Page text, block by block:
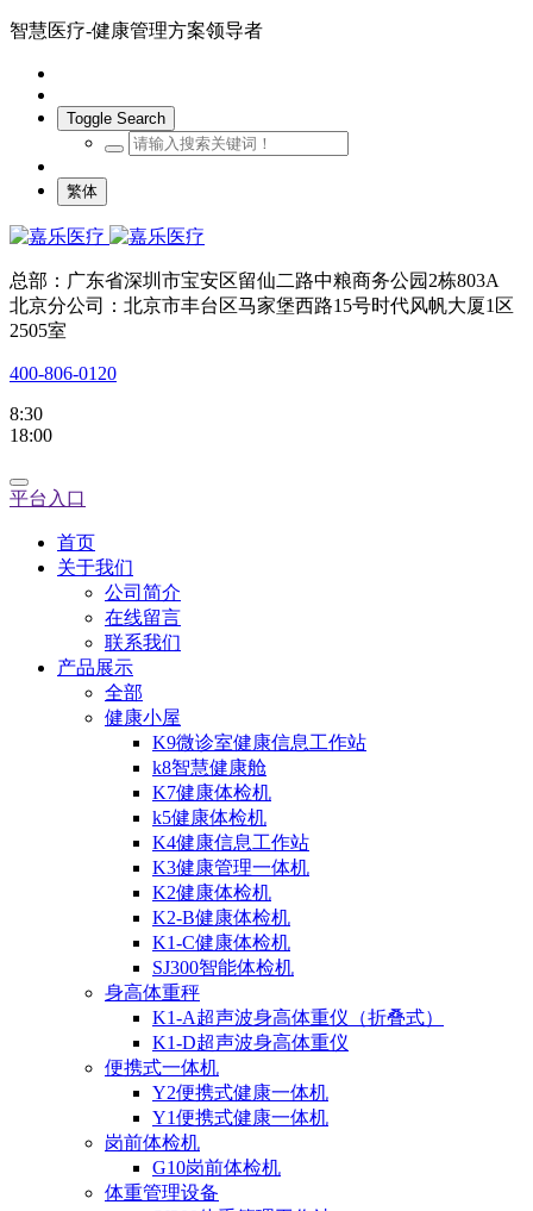
智慧医疗-健康管理方案领导者
Toggle Search
繁体
总部：广东省深圳市宝安区留仙二路中粮商务公园2栋803A
北京分公司：北京市丰台区马家堡西路15号时代风帆大厦1区
2505室
400-806-0120
8:30
18:00
平台入口
首页
关于我们
公司简介
在线留言
联系我们
产品展示
全部
健康小屋
K9微诊室健康信息工作站
k8智慧健康舱
K7健康体检机
k5健康体检机
K4健康信息工作站
K3健康管理一体机
K2健康体检机
K2-B健康体检机
K1-C健康体检机
SJ300智能体检机
身高体重秤
K1-A超声波身高体重仪（折叠式）
K1-D超声波身高体重仪
便携式一体机
Y2便携式健康一体机
Y1便携式健康一体机
岗前体检机
G10岗前体检机
体重管理设备